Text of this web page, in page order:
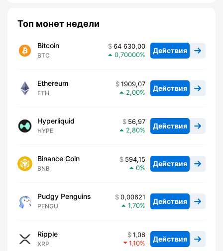
Топ монет недели
Bitcoin
BTC
64 630,00
0,70000
Действия
Ethereum
ETH
1909,07
2,00
Действия
Hyperliquid
HYPE
56,97
2,80
Действия
Binance Coin
BNB
594,15
0
Действия
Pudgy Penguins
PENGU
0,00621
1,70
Действия
Ripple
XRP
1,06
1,10
Действия